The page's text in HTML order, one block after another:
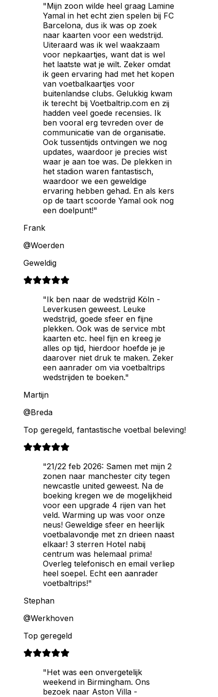
"Mijn zoon wilde heel graag Lamine
Yamal in het echt zien spelen bij FC
Barcelona, dus ik was op zoek
naar kaarten voor een wedstrijd.
Uiteraard was ik wel waakzaam
voor nepkaartjes, want dat is wel
het laatste wat je wilt. Zeker omdat
ik geen ervaring had met het kopen
van voetbalkaartjes voor
buitenlandse clubs. Gelukkig kwam
ik terecht bij Voetbaltrip.com en zij
hadden veel goede recensies. Ik
ben vooral erg tevreden over de
communicatie van de organisatie.
Ook tussentijds ontvingen we nog
updates, waardoor je precies wist
waar je aan toe was. De plekken in
het stadion waren fantastisch,
waardoor we een geweldige
ervaring hebben gehad. En als kers
op de taart scoorde Yamal ook nog
een doelpunt!"
Frank
@Woerden
Geweldig
"Ik ben naar de wedstrijd Köln -
Leverkusen geweest. Leuke
wedstrijd, goede sfeer en fijne
plekken. Ook was de service mbt
kaarten etc. heel fijn en kreeg je
alles op tijd, hierdoor hoefde je je
daarover niet druk te maken. Zeker
een aanrader om via voetbaltrips
wedstrijden te boeken."
Martijn
@Breda
Top geregeld, fantastische voetbal beleving!
"21/22 feb 2026: Samen met mijn 2
zonen naar manchester city tegen
newcastle united geweest. Na de
boeking kregen we de mogelijkheid
voor een upgrade 4 rijen van het
veld. Warming up was voor onze
neus! Geweldige sfeer en heerlijk
voetbalavondje met zn drieen naast
elkaar! 3 sterren Hotel nabij
centrum was helemaal prima!
Overleg telefonisch en email verliep
heel soepel. Echt een aanrader
voetbaltrips!"
Stephan
@Werkhoven
Top geregeld
"Het was een onvergetelijk
weekend in Birmingham. Ons
bezoek naar Aston Villa -